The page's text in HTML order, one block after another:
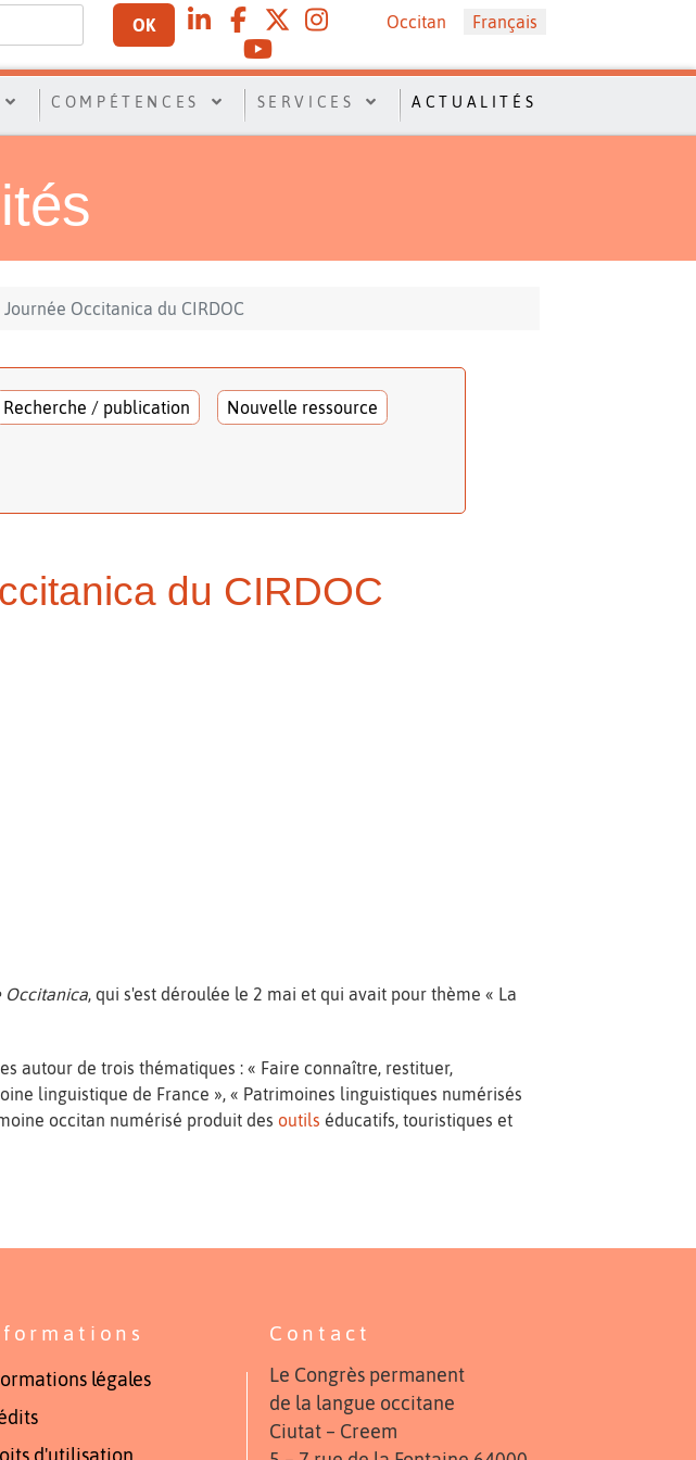
OK Sélectionnez votre langue
Occitan Français
COMPÉTENCES SERVICES ACTUALITÉS
Occitanica du CIRDOC
Recherche / publication Nouvelle ressource
du CIRDOC
Occitanica , qui s'est déroulée le 2 mai et qui avait pour thème « La
autour de trois thématiques : « Faire connaître, restituer,
linguistique de France », « Patrimoines linguistiques numérisés
occitan numérisé produit desoutils éducatifs, touristiques et
légales
Contact
Le Congrès permanent
de la langue occitane
Ciutat – Creem